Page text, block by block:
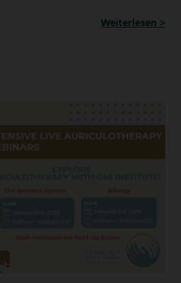
Weiterlesen >